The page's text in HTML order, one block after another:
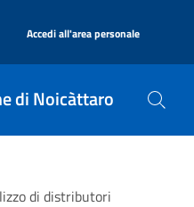
Accedi all'area personale
di Noicàttaro
di distributori